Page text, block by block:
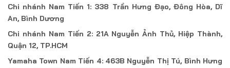
Chi nhánh Nam Tiến 1: 338 Trần Hưng Đạo, Đông Hòa, Dĩ
An, Bình Dương
Chi nhánh Nam Tiến 2: 21A Nguyễn Ảnh Thủ, Hiệp Thành,
Quận 12, TP.HCM
Yamaha Town Nam Tiến 4: 463B Nguyễn Thị Tú, Bình Hưng